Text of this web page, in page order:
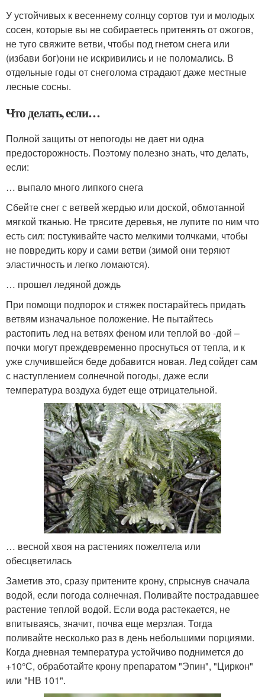
У устойчивых к весеннему солнцу сортов туи и молодых
сосен, которые вы не собираетесь притенять от ожогов,
не туго свяжите ветви, чтобы под гнетом снега или
(избави бог)они не искривились и не поломались. В
отдельные годы от снеголома страдают даже местные
лесные сосны.
Что делать, если…
Полной защиты от непогоды не дает ни одна
предосторожность. Поэтому полезно знать, что делать,
если:
… выпало много липкого снега
Сбейте снег с ветвей жердью или доской, обмотанной
мягкой тканью. Не трясите деревья, не лупите по ним что
есть сил: постукивайте часто мелкими толчками, чтобы
не повредить кору и сами ветви (зимой они теряют
эластичность и легко ломаются).
… прошел ледяной дождь
При помощи подпорок и стяжек постарайтесь придать
ветвям изначальное положение. Не пытайтесь
растопить лед на ветвях феном или теплой во -дой –
почки могут преждевременно проснуться от тепла, и к
уже случившейся беде добавится новая. Лед сойдет сам
с наступлением солнечной погоды, даже если
температура воздуха будет еще отрицательной.
… весной хвоя на растениях пожелтела или
обесцветилась
Заметив это, сразу притените крону, спрыснув сначала
водой, если погода солнечная. Поливайте пострадавшее
растение теплой водой. Если вода растекается, не
впитываясь, значит, почва еще мерзлая. Тогда
поливайте несколько раз в день небольшими порциями.
Когда дневная температура устойчиво поднимется до
+10°С, обработайте крону препаратом "Эпин", "Циркон"
или "НВ 101".